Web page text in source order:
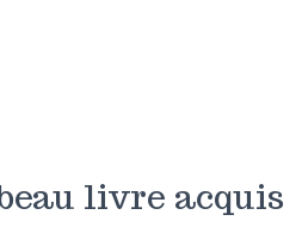
livre acquis